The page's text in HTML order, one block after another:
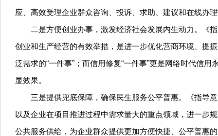
应、高效受理企业群众咨询、投诉、求助、建议和在线办
二是方便创业办事，激发经济社会发展内生动力。《指
创业和生产经营的有效举措，是进一步优化营商环境、提
泛需求的“一件事”；而信用修复“一件事”更是网络时代信
显效果。
三是提供兜底保障，确保民生服务公平普惠。《指导意
以及企业在项目推进过程中需求量大的重点领域，进一步
公共服务供给，为企业群众提供更加方便快捷、公平普惠